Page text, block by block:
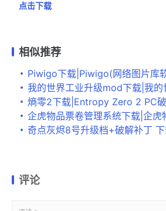
点击下载
相似推荐
Piwigo下载|Piwigo(网络图片库软
我的世界工业升级mod下载|我的世界工
熵零2下载|Entropy Zero 2 PC
企虎物品票卷管理系统下载|企虎物品票卷
奇点灰烬8号升级档+破解补丁
评论